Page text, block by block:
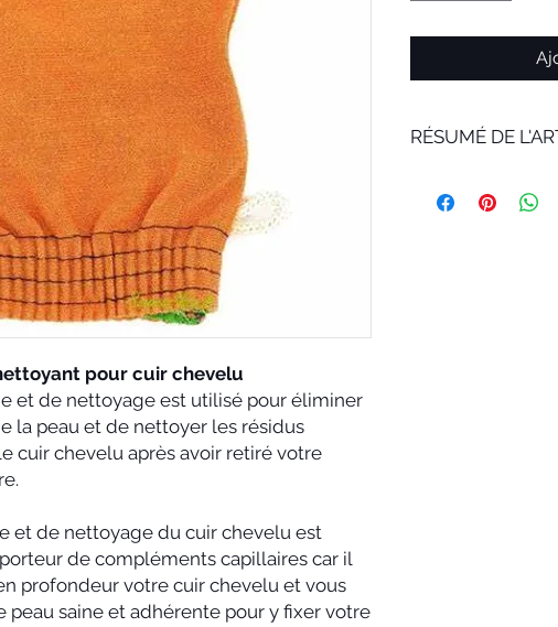
pour cuir chevelu
et de nettoyage est utilisé pour éliminer
la peau et de nettoyer les résidus
cuir chevelu après avoir retiré votre
et de nettoyage du cuir chevelu est
de compléments capillaires car il
profondeur votre cuir chevelu et vous
peau saine et adhérente pour y fixer votre
RÉSUMÉ DE